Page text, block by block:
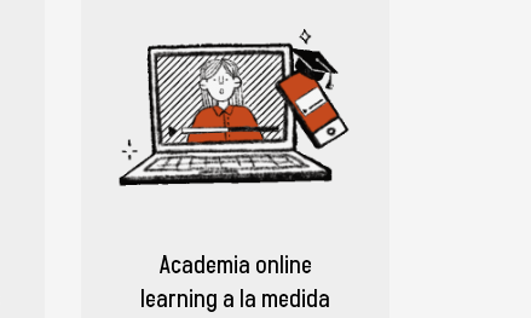
Academia online
learning a la medida